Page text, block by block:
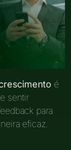
é
sentir
para
eficaz.